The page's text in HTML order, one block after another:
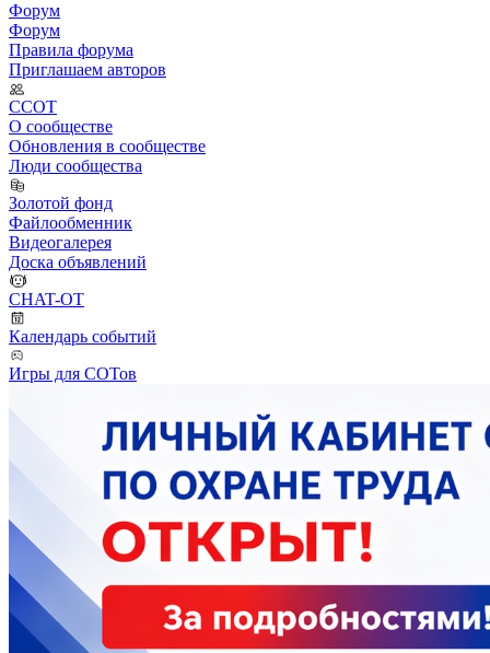
Форум
Форум
Правила форума
Приглашаем авторов
ССОТ
О сообществе
Обновления в сообществе
Люди сообщества
Золотой фонд
Файлообменник
Видеогалерея
Доска объявлений
CHAT-OT
Календарь событий
Игры для СОТов